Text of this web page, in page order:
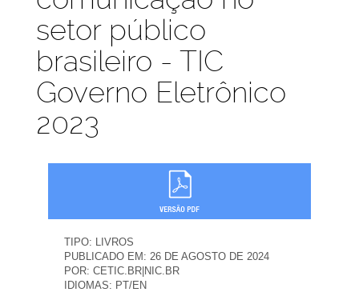
setor público
brasileiro - TIC
Governo Eletrônico
2023
TIPO: LIVROS
PUBLICADO EM: 26 DE AGOSTO DE 2024
POR: CETIC.BR|NIC.BR
IDIOMAS: PT/EN